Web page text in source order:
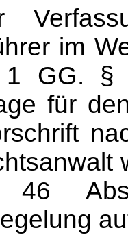
im
1 GG.
für